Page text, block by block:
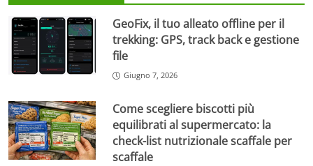
GeoFix, il tuo alleato offline per il
trekking: GPS, track back e gestione
file
Giugno 7, 2026
Come scegliere biscotti più
equilibrati al supermercato: la
check-list nutrizionale scaffale per
scaffale